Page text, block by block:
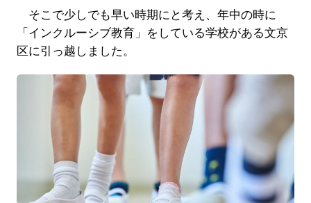
そこで少しでも早い時期にと考え、年中の時に
「インクルーシブ教育」をしている学校がある文京
区に引っ越しました。